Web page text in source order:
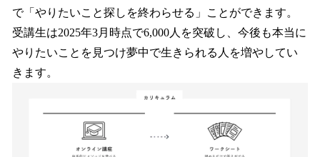
で「やりたいこと探しを終わらせる」ことができます。
受講生は2025年3月時点で6,000人を突破し、今後も本当に
やりたいことを見つけ夢中で生きられる人を増やしてい
きます。